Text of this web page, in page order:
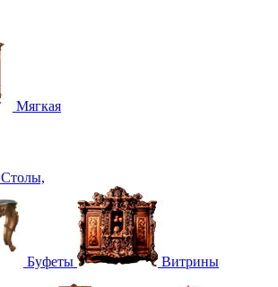
Мягкая
Столы,
Буфеты Витрины